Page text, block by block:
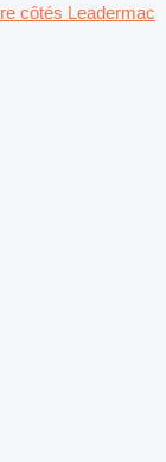
côtés Leadermac